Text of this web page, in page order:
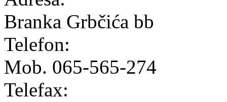
Branka Grbčića bb
Telefon:
Mob. 065-565-274
Telefax: